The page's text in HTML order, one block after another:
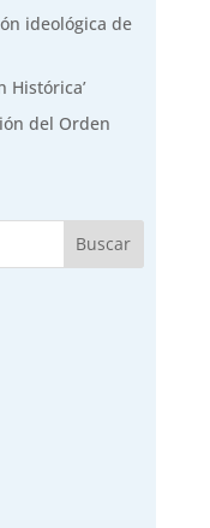
ideológica de
Histórica’
del Orden